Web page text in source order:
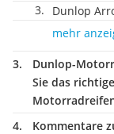
Dunlop
mehr
Dunlop-
Sie das
Kommentare